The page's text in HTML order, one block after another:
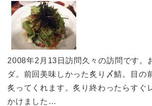
2008年2月13日訪問久々の訪問です。
ダ。前回美味しかった炙り〆鯖。目の
炙ってくれます。炙り終わったらすぐ
かけました…